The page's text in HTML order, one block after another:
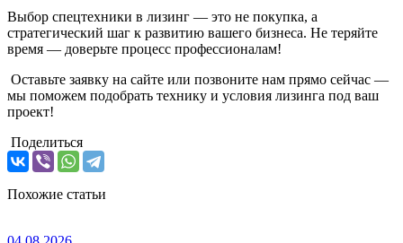
Выбор спецтехники в лизинг — это не покупка, а
стратегический шаг к развитию вашего бизнеса. Не теряйте
время — доверьте процесс профессионалам!
Оставьте заявку на сайте или позвоните нам прямо сейчас —
мы поможем подобрать технику и условия лизинга под ваш
проект!
Поделиться
Похожие статьи